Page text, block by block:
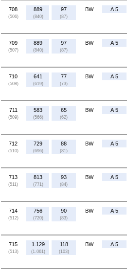
708
(506)
889
(840)
97
(87)
BW A 5
709
(507)
889
(840)
97
(87)
BW A 5
710
(508)
641
(619)
77
(73)
BW A 5
711
(509)
583
(566)
65
(62)
BW A 5
712
(510)
729
(696)
88
(81)
BW A 5
713
(511)
813
(771)
93
(84)
BW A 5
714
(512)
756
(720)
90
(83)
BW A 5
715
(513)
1.129
(1.061)
118
(103)
BW A 5